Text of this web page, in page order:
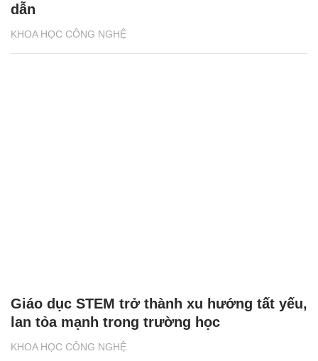
KHOA HỌC CÔNG NGHỆ
dẫn
KHOA HỌC CÔNG NGHỆ
Giáo dục STEM trở thành xu hướng tất yếu,
lan tỏa mạnh trong trường học